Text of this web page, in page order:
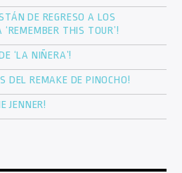
DE REGRESO A LOS
THIS TOUR’!
‘LA NIÑERA’!
DEL REMAKE DE PINOCHO!
JENNER!